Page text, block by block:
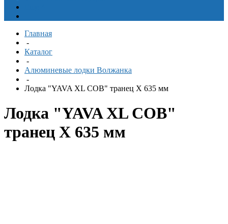
Главная
-
Каталог
-
Алюминевые лодки Волжанка
-
Лодка "YAVA XL COB" транец X 635 мм
Лодка "YAVA XL COB"
транец X 635 мм